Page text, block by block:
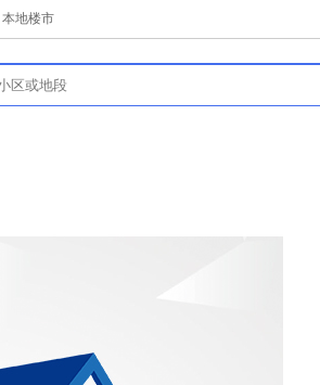
本地楼市